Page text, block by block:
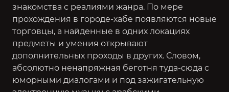
знакомства с реалиями жанра. По мере
прохождения в городе-хабе появляются новые
торговцы, а найденные в одних локациях
предметы и умения открывают
дополнительных проходы в других. Словом,
абсолютно ненапряжная беготня туда-сюда с
юморными диалогами и под зажигательную